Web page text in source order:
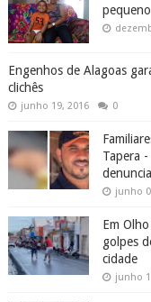
Engenhos de Alagoas
clichês
junho 19, 2016 0
Tapera
junho
Em
golpes
cidade
junho